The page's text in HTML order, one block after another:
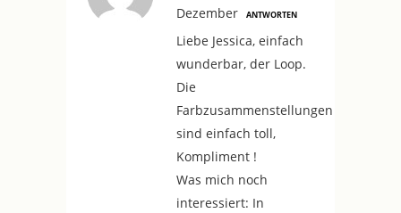
Dezember
ANTWORTEN
Liebe Jessica, einfach
wunderbar, der Loop.
Die
Farbzusammenstellungen
sind einfach toll,
Kompliment !
Was mich noch
interessiert: In